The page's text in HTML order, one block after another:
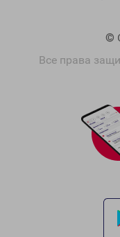
©
Все права